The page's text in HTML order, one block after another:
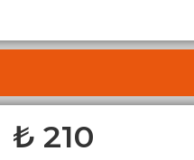
210 ₺